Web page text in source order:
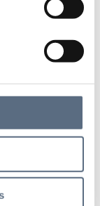
Aufstieg